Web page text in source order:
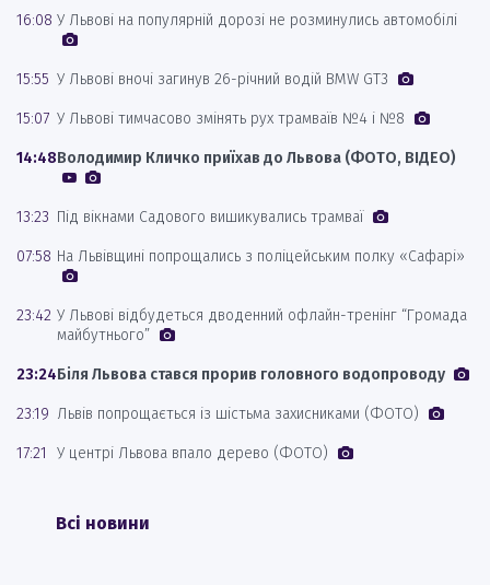
16:08 У Львові на популярній дорозі не розминулись автомобілі
15:55 У Львові вночі загинув 26-річний водій BMW GT3
15:07 У Львові тимчасово змінять рух трамваїв №4 і №8
14:48Володимир Кличко приїхав до Львова (ФОТО, ВІДЕО)
13:23 Під вікнами Садового вишикувались трамваї
07:58 На Львівщині попрощались з поліцейським полку «Сафарі»
23:42 У Львові відбудеться дводенний офлайн-тренінг “Громада
майбутнього”
23:24Біля Львова стався прорив головного водопроводу
23:19 Львів попрощається із шістьма захисниками (ФОТО)
17:21 У центрі Львова впало дерево (ФОТО)
Всі новини